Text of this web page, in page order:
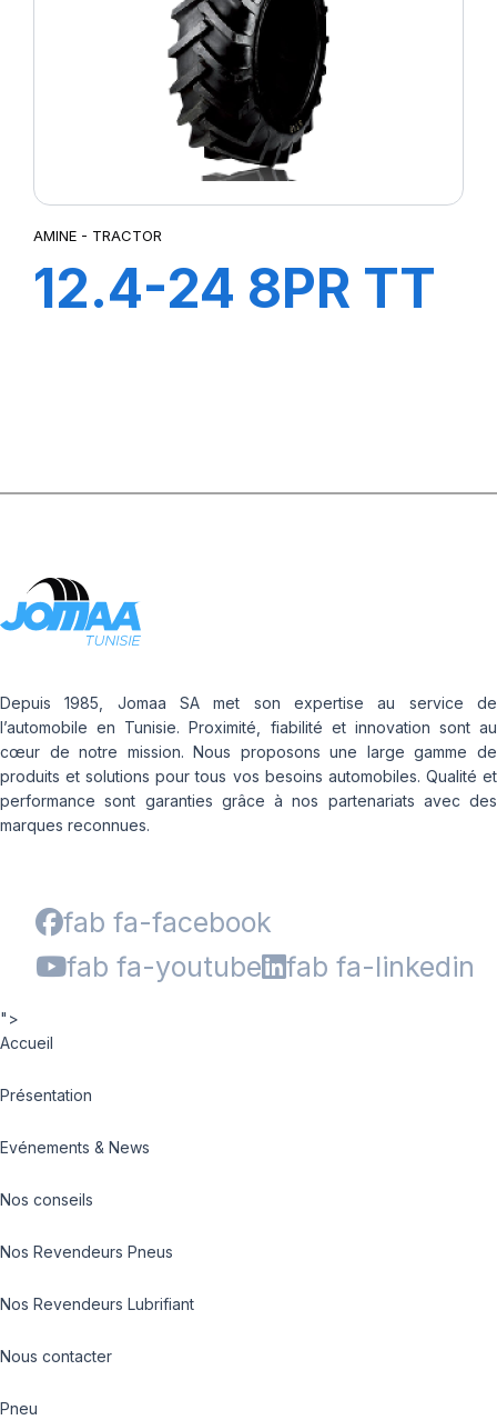
AMINE - TRACTOR
12.4-24 8PR TT
Depuis 1985, Jomaa SA met son expertise au service de
l’automobile en Tunisie. Proximité, fiabilité et innovation sont au
cœur de notre mission. Nous proposons une large gamme de
produits et solutions pour tous vos besoins automobiles. Qualité et
performance sont garanties grâce à nos partenariats avec des
marques reconnues.
fab fa-facebook
fab fa-youtube
fab fa-linkedin
">
Accueil
Présentation
Evénements & News
Nos conseils
Nos Revendeurs Pneus
Nos Revendeurs Lubrifiant
Nous contacter
Pneu